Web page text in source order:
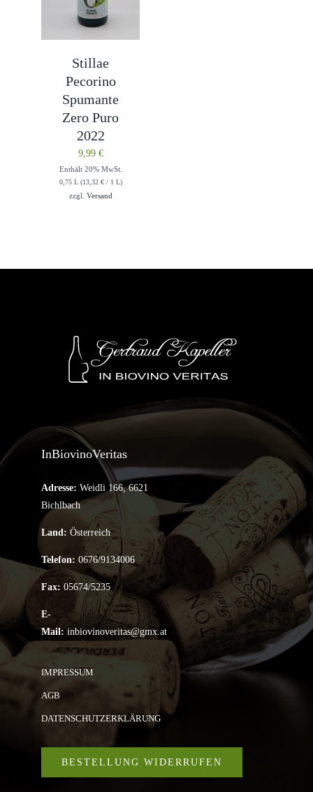
Stillae
Pecorino
Spumante
Zero Puro
2022
9,99 €
Enthält 20% MwSt.
0,75 L (13,32 €/ 1 L)
zzgl. Versand
InBiovinoVeritas
Adresse: Weidli 166, 6621
Bichlbach
Land: Österreich
Telefon: 0676/9134006
Fax: 05674/5235
E-
Mail: inbiovinoveritas@gmx.at
IMPRESSUM
AGB
DATENSCHUTZERKLÄRUNG
BESTELLUNG WIDERRUFEN